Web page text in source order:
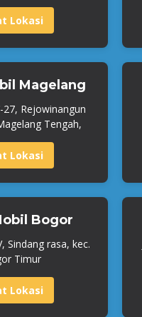
Lokasi
Magelang
27, Rejowinangun
Tengah,
Lokasi
Bogor
Sindang rasa, kec.
Timur
Lokasi